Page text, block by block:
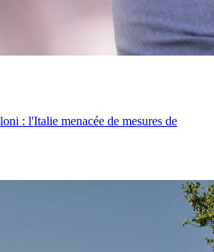
: l'Italie menacée de mesures de